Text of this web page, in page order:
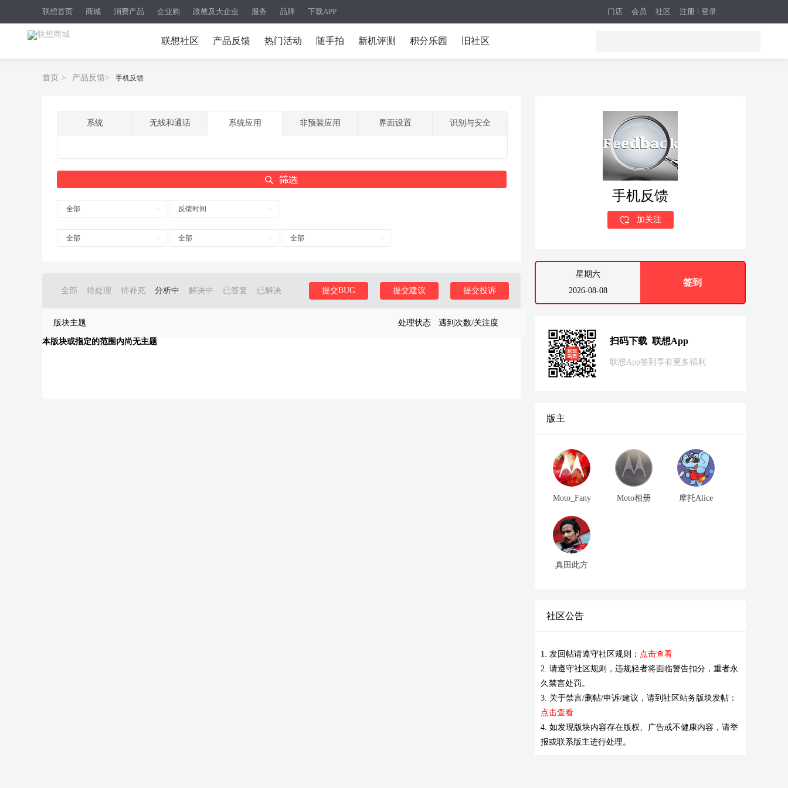
联想首页 商城 消费产品 企业购 政教及大企业 服务 品牌 下载APP 注册 登录
门店 会员 社区
联想社区 产品反馈 热门活动 随手拍 新机评测 积分乐园 旧社区
首页 > 产品反馈> 手机反馈
系统 无线和通话 系统应用 非预装应用 界面设置 识别与安全
全部 反馈时间
全部 全部 全部
全部 待处理 待补充 分析中 解决中 已答复 已解决 提交投诉
提交建议
提交BUG
版块主题 处理状态 遇到次数/关注度
本版块或指定的范围内尚无主题
手机反馈
加关注
星期六
2026-08-08
签到
扫码下载 联想App
联想App签到享有更多福利
版主
Moto_Fany Moto相册 摩托Alice
真田此方
社区公告
1. 发回帖请遵守社区规则： 点击查看
2. 请遵守社区规则，违规轻者将面临警告扣分，重者永
久禁言处罚。
3. 关于禁言/删帖/申诉/建议，请到社区站务版块发帖：
点击查看
4. 如发现版块内容存在版权、广告或不健康内容，请举
报或联系版主进行处理。